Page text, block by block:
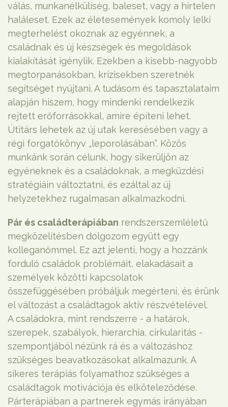
válás, munkanélküliség, baleset, vagy a hirtelen
haláleset. Ezek az életesemények komoly lelki
megterhelést okoznak az egyénnek, a
családnak és új készségek és megoldások
kialakítását igénylik. Ezekben a kisebb-nagyobb
megtorpanásokban, krízisekben szeretnék
segítséget nyújtani. A tudásom és tapasztalataim
alapján hiszem, hogy mindenki rendelkezik
rejtett erőforrásokkal, amire építeni lehet.
Útitárs lehetek az új utak keresésében vagy a
régi forgatókönyv „leporolásában”. Közös
munkánk során célunk, hogy sikerüljön az
egyéneknek és a családoknak, a megküzdési
stratégiáin változtatni, és ezáltal az új
helyzetekhez rugalmasan alkalmazkodni.
Pár és családterápiában rendszerszemléletű
megközelítésben dolgozom együtt egy
kolleganőmmel. Ez azt jelenti, hogy a hozzánk
forduló családok problémáit, elakadásait a
személyek közötti kapcsolatok
összefüggésében próbáljuk megérteni, és érünk
el változást a családtagok aktív részvételével.
A családokra, mint rendszerre - a határok,
szerepek, szabályok, hierarchia, cirkularitás -
szempontjából nézünk rá és a változáshoz
szükséges beavatkozásokat alkalmazunk. A
sikeres terápiás folyamathoz szükséges a
családtagok motivációja és elköteleződése.
Párterápiában a partnerek egymás irányában